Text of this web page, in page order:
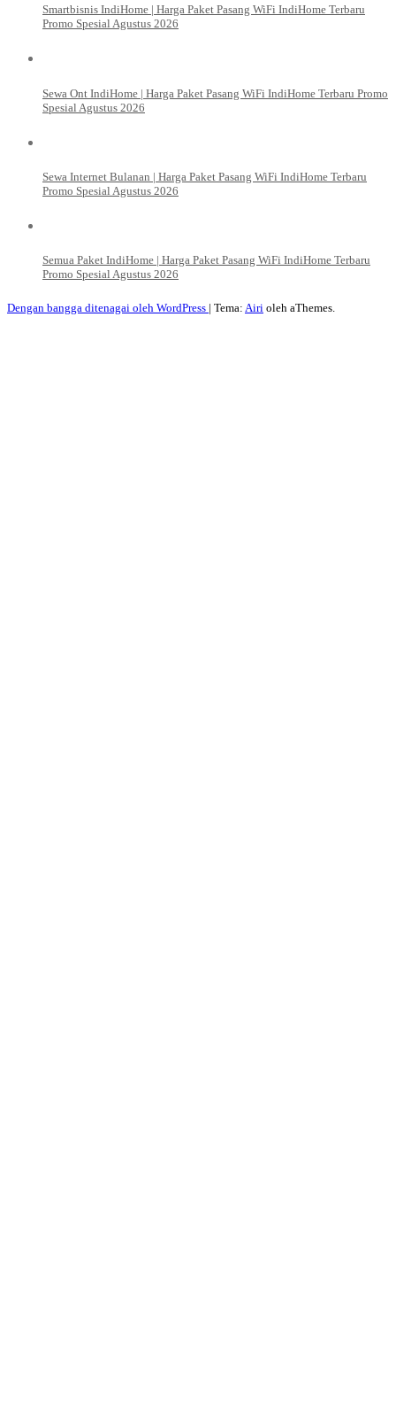
Smartbisnis IndiHome | Harga Paket Pasang WiFi IndiHome Terbaru
Promo Spesial Agustus 2026
Sewa Ont IndiHome | Harga Paket Pasang WiFi IndiHome Terbaru Promo
Spesial Agustus 2026
Sewa Internet Bulanan | Harga Paket Pasang WiFi IndiHome Terbaru
Promo Spesial Agustus 2026
Semua Paket IndiHome | Harga Paket Pasang WiFi IndiHome Terbaru
Promo Spesial Agustus 2026
Dengan bangga ditenagai oleh WordPress | Tema: Airi oleh aThemes.